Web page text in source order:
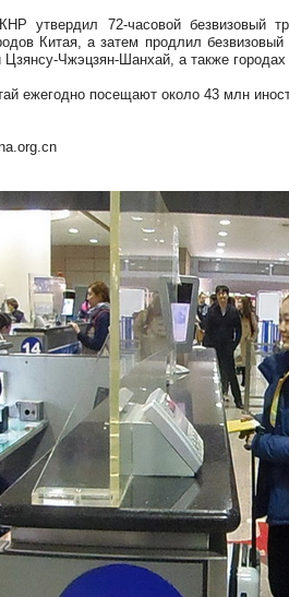
утвердил 72-часовой безвизовый
Китая, а затем продлил
Цзянсу-Чжэцзян-Шанхай, а также
ежегодно посещают около 43 млн